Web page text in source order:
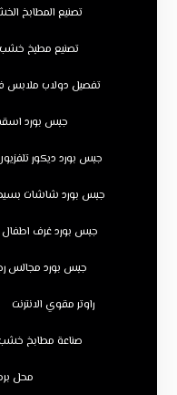
تصنيع المطابخ
تصنيع مطبخ خشب
تفصيل دولاب ملابس
جبس بورد
جبس بورد ديكور
جبس بورد شاشات
جبس بورد غرف اطفال 2023
جبس بورد مجالس
راوتر مقوي الانترنت
صناعة مطابخ
محل